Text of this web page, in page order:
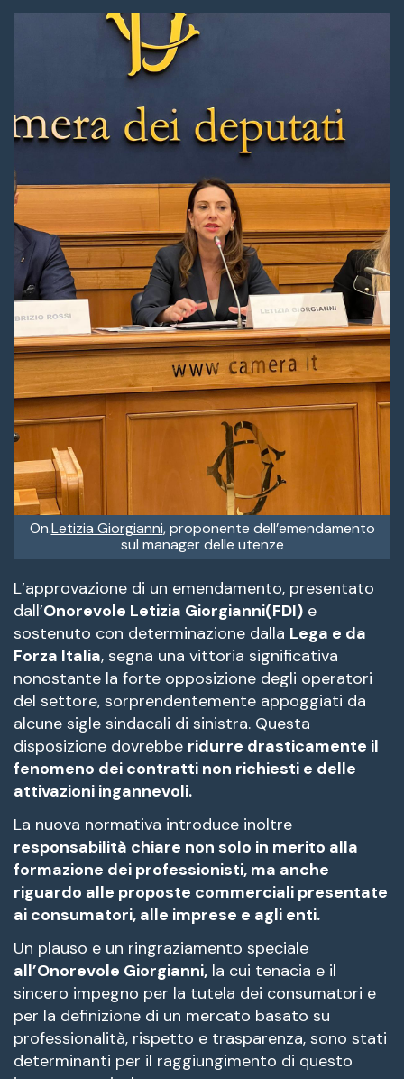
On.Letizia Giorgianni, proponente dell’emendamento
sul manager delle utenze
L’approvazione di un emendamento, presentato
dall’Onorevole Letizia Giorgianni(FDI) e
sostenuto con determinazione dalla Lega e da
Forza Italia, segna una vittoria significativa
nonostante la forte opposizione degli operatori
del settore, sorprendentemente appoggiati da
alcune sigle sindacali di sinistra. Questa
disposizione dovrebbe ridurre drasticamente il
fenomeno dei contratti non richiesti e delle
attivazioni ingannevoli.
La nuova normativa introduce inoltre
responsabilità chiare non solo in merito alla
formazione dei professionisti, ma anche
riguardo alle proposte commerciali presentate
ai consumatori, alle imprese e agli enti.
Un plauso e un ringraziamento speciale
all’Onorevole Giorgianni, la cui tenacia e il
sincero impegno per la tutela dei consumatori e
per la definizione di un mercato basato su
professionalità, rispetto e trasparenza, sono stati
determinanti per il raggiungimento di questo